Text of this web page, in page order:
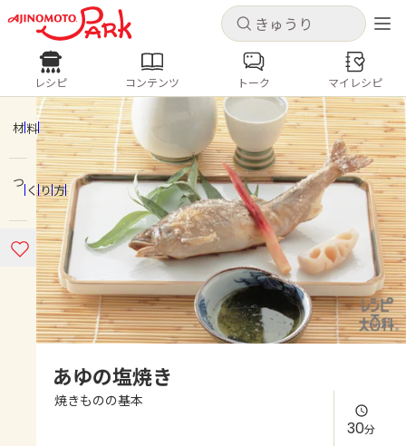
キャンセル
ログインするとレシピを保存できます
ログイン 新規登録
ホーム
コンテンツ
レシピ
よくあるお問い合わせ
キャンセル
レシピ コンテンツ
人気の食材・レシピ
きゅうり なす トマト
とうもろこし
ピーマン
みょうが ゴーヤ
レシピ コンテンツ トーク マイレシピ
材料
つくり方
あゆの塩焼き
焼きものの基本
30分